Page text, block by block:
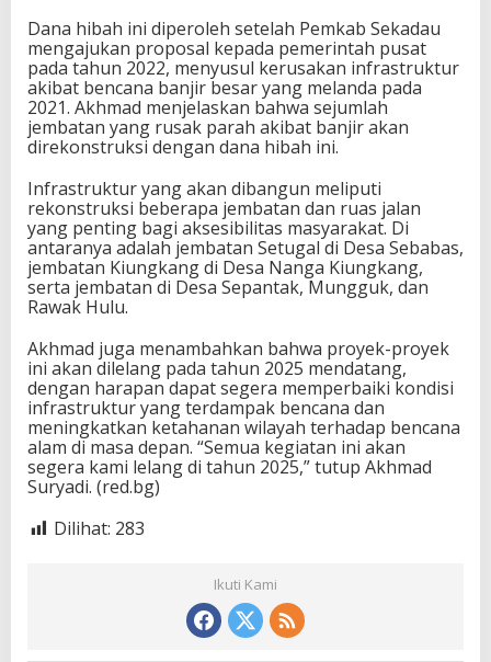
Dana hibah ini diperoleh setelah Pemkab Sekadau
mengajukan proposal kepada pemerintah pusat
pada tahun 2022, menyusul kerusakan infrastruktur
akibat bencana banjir besar yang melanda pada
2021. Akhmad menjelaskan bahwa sejumlah
jembatan yang rusak parah akibat banjir akan
direkonstruksi dengan dana hibah ini.
Infrastruktur yang akan dibangun meliputi
rekonstruksi beberapa jembatan dan ruas jalan
yang penting bagi aksesibilitas masyarakat. Di
antaranya adalah jembatan Setugal di Desa Sebabas,
jembatan Kiungkang di Desa Nanga Kiungkang,
serta jembatan di Desa Sepantak, Mungguk, dan
Rawak Hulu.
Akhmad juga menambahkan bahwa proyek-proyek
ini akan dilelang pada tahun 2025 mendatang,
dengan harapan dapat segera memperbaiki kondisi
infrastruktur yang terdampak bencana dan
meningkatkan ketahanan wilayah terhadap bencana
alam di masa depan. “Semua kegiatan ini akan
segera kami lelang di tahun 2025,” tutup Akhmad
Suryadi. (red.bg)
Dilihat: 283
Ikuti Kami